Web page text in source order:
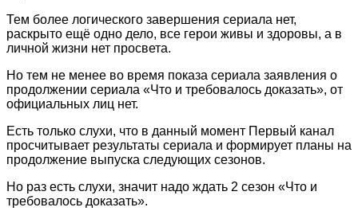
Тем более логического завершения сериала нет,
раскрыто ещё одно дело, все герои живы и здоровы, а в
личной жизни нет просвета.
Но тем не менее во время показа сериала заявления о
продолжении сериала «Что и требовалось доказать», от
официальных лиц нет.
Есть только слухи, что в данный момент Первый канал
просчитывает результаты сериала и формирует планы на
продолжение выпуска следующих сезонов.
Но раз есть слухи, значит надо ждать 2 сезон «Что и
требовалось доказать».